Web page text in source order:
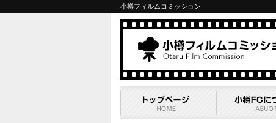
小樽フィルムコミッション